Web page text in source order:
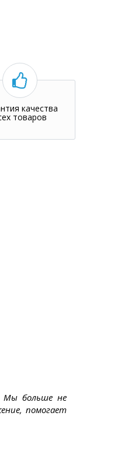
качества
товаров
Мы больше не
помогает